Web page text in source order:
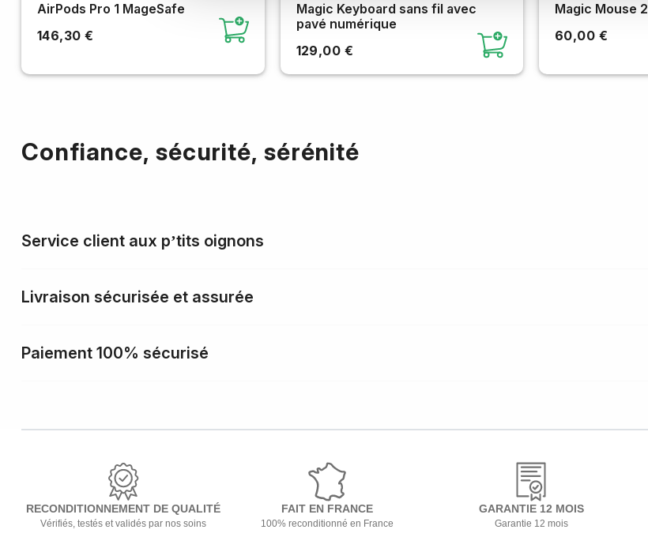
AirPods Pro 1 MageSafe
146,30 €
Magic Keyboard sans fil avec
pavé numérique
129,00 €
Magic Mouse 2
60,00 €
Confiance, sécurité, sérénité
Service client aux p’tits oignons
Livraison sécurisée et assurée
Paiement 100% sécurisé
RECONDITIONNEMENT DE QUALITÉ
Vérifiés, testés et validés par nos soins
FAIT EN FRANCE
100% reconditionné en France
GARANTIE 12 MOIS
Garantie 12 mois